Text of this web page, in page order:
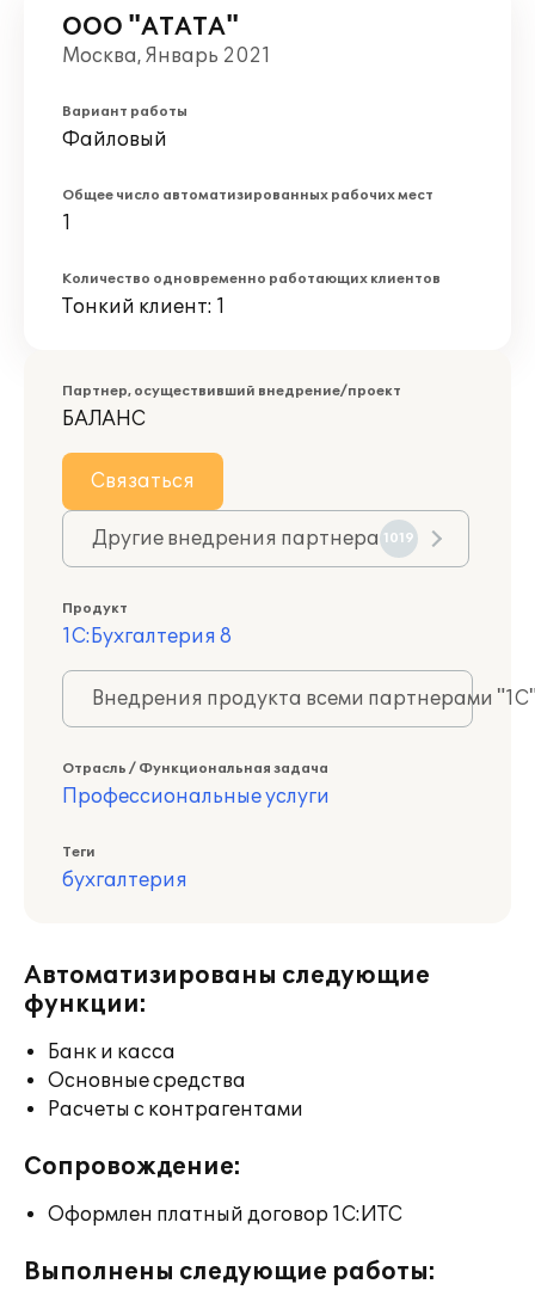
ООО "АТАТА"
Москва, Январь 2021
Вариант работы
Файловый
Общее число автоматизированных рабочих мест
1
Количество одновременно работающих клиентов
Тонкий клиент: 1
Партнер, осуществивший внедрение/проект
БАЛАНС
Связаться
Другие внедрения партнера 1019
Продукт
1С:Бухгалтерия 8
Внедрения продукта всеми партнерами
Отрасль / Функциональная задача
Профессиональные услуги
Теги
бухгалтерия
Автоматизированы следующие
функции:
Банк и касса
Основные средства
Расчеты с контрагентами
Сопровождение:
Оформлен платный договор 1С:ИТС
Выполнены следующие работы: